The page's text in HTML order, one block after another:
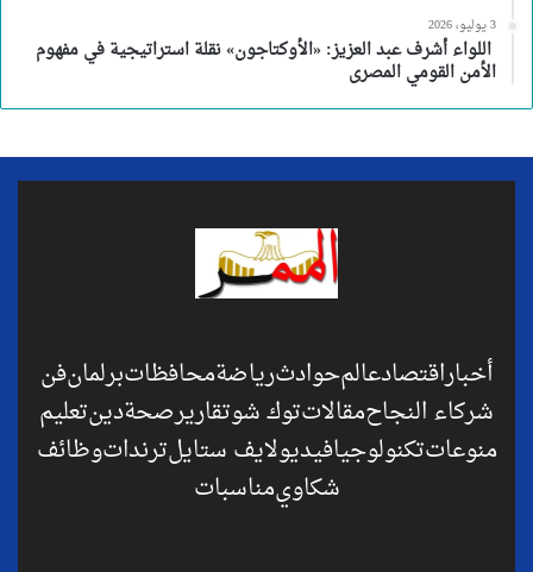
3 يوليو، 2026
اللواء أشرف عبد العزيز: «الأوكتاجون» نقلة استراتيجية في مفهوم
الأمن القومي المصرى
أخباراقتصادعالمحوادثرياضةمحافظاتبرلمانفن
شركاء النجاحمقالاتتوك شوتقاريرصحةدينتعليم
منوعاتتكنولوجيافيديولايف ستايلترنداتوظائف
شكاويمناسبات